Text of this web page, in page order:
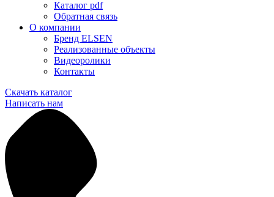
Каталог pdf
Обратная связь
О компании
Бренд ELSEN
Реализованные объекты
Видеоролики
Контакты
Скачать каталог
Написать нам